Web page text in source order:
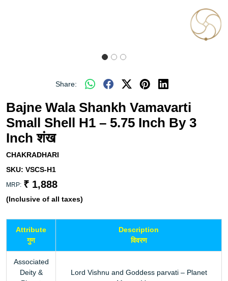
Share:
Bajne Wala Shankh Vamavarti
Small Shell H1 – 5.75 Inch By 3
Inch शंख
CHAKRADHARI
SKU: VSCS-H1
MRP: ₹ 1,888
(Inclusive of all taxes)
Attribute
गुण
Description
विवरण
Associated
Deity &
Lord Vishnu and Goddess parvati – Planet